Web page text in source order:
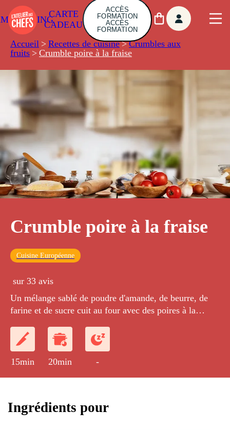
CARTE
CADEAU
ACCÈS
FORMATION
ACCÈS
FORMATION
Accueil > Recettes de cuisine > Crumbles aux
fruits > Crumble poire à la fraise
Crumble poire à la fraise
Cuisine Européenne
sur 33 avis
Un mélange sablé de poudre d'amande, de beurre, de
farine et de sucre cuit au four avec des poires à la
15min 20min -
Ingrédients pour